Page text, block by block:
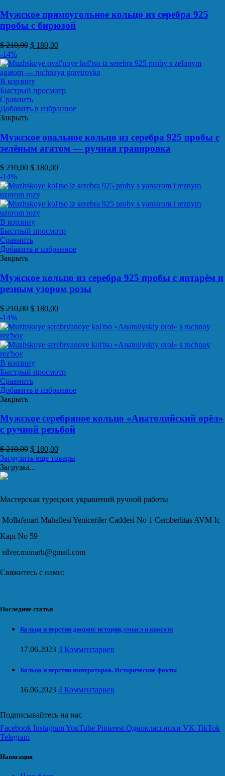
Мужское прямоугольное кольцо из серебра 925
пробы с бирюзой
$210,00 $ 180,00
-14%
В корзину
Быстрый просмотр
Сравнить
Добавить в избранное
Закрыть
Мужское овальное кольцо из серебра 925 пробы с
зелёным агатом — ручная гравировка
$210,00 $ 180,00
-14%
В корзину
Быстрый просмотр
Сравнить
Добавить в избранное
Закрыть
Мужское кольцо из серебра 925 пробы с янтарём и
резным узором розы
$210,00 $ 180,00
-14%
В корзину
Быстрый просмотр
Сравнить
Добавить в избранное
Закрыть
Мужское серебряное кольцо «Анатолийский орёл»
с ручной резьбой
$210,00 $ 180,00
Загрузить еще товары
Загрузка...
Мастерская турецких украшений ручной работы
Mollafenari Mahallesi Yeniceriler Caddesi No 1 Cemberlitas AVM Ic
Kapı No 59
silver.monarh@gmail.com
Свяжитесь с нами:
Последние статьи
Кольца и перстни дворян: история, смысл и красота
17.06.2023 3 Комментариев
Кольца и перстни императоров. Исторические факты
16.06.2023 4 Комментариев
Подписывайтесь на нас
Facebook InstagramYouTube Pinterest Одноклассники VK TikTok
Telegram
Навигация